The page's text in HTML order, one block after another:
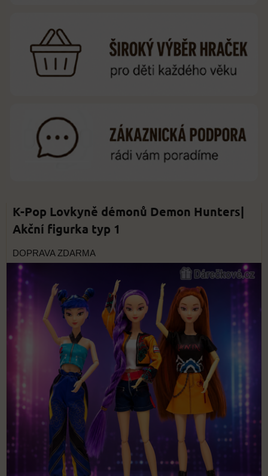
K-Pop Lovkyně démonů Demon Hunters|
Akční figurka typ 1
DOPRAVA ZDARMA